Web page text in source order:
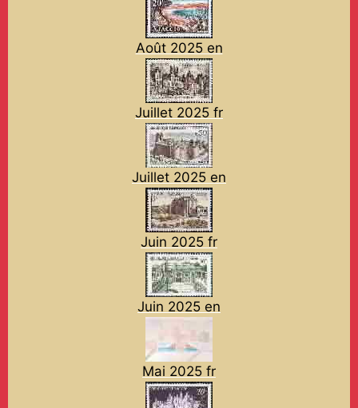
Août 2025 en
Juillet 2025 fr
Juillet 2025 en
Juin 2025 fr
Juin 2025 en
Mai 2025 fr